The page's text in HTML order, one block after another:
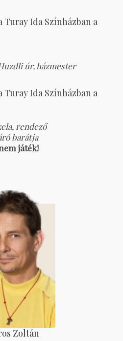
Ida Színházban a
úr, házmester
Ida Színházban a
rendező
barátja
játék!
Zoltán